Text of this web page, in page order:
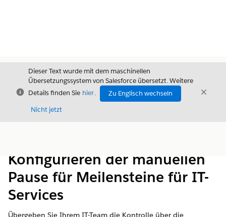
Schließen
Dieser Text wurde mit dem maschinellen
Übersetzungssystem von Salesforce übersetzt. Weitere
Details finden Sie hier.
Zu Englisch wechseln
Nicht jetzt
Konfigurieren der manuellen
Pause für Meilensteine für IT-
Services
Übergeben Sie Ihrem IT-Team die Kontrolle über die